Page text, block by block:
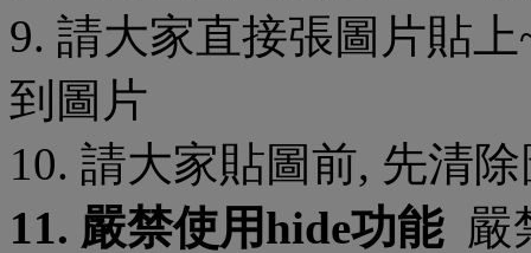
9. 請大家直接張圖片貼
到圖片
10. 請大家貼圖前, 先清
11. 嚴禁使用hide功能嚴